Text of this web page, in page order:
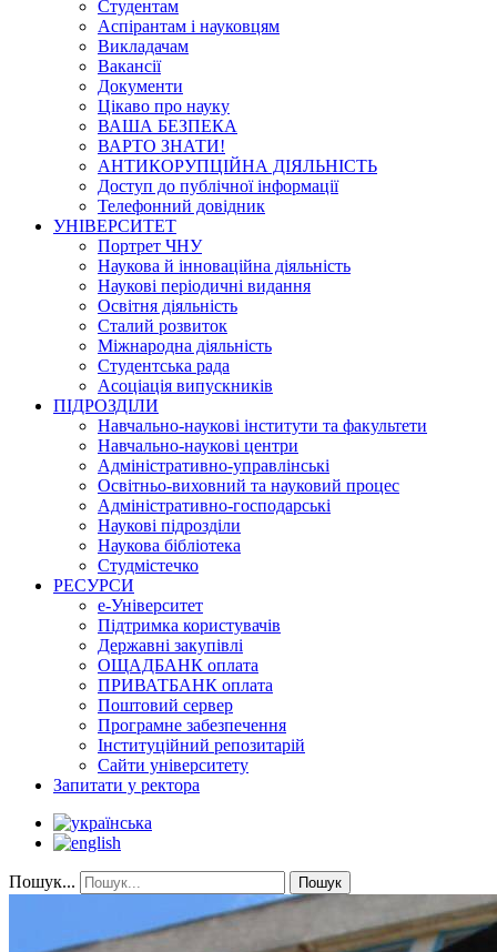
Студентам
Аспірантам і науковцям
Викладачам
Вакансії
Документи
Цікаво про науку
ВАША БЕЗПЕКА
ВАРТО ЗНАТИ!
АНТИКОРУПЦІЙНА ДІЯЛЬНІСТЬ
Доступ до публічної інформації
Телефонний довідник
УНІВЕРСИТЕТ
Портрет ЧНУ
Наукова й інноваційна діяльність
Наукові періодичні видання
Освітня діяльність
Сталий розвиток
Міжнародна діяльність
Студентська рада
Асоціація випускників
ПІДРОЗДІЛИ
Навчально-наукові інститути та факультети
Навчально-наукові центри
Адміністративно-управлінські
Освітньо-виховний та науковий процес
Адміністративно-господарські
Наукові підрозділи
Наукова бібліотека
Студмістечко
РЕСУРСИ
е-Університет
Підтримка користувачів
Державні закупівлі
ОЩАДБАНК оплата
ПРИВАТБАНК оплата
Поштовий сервер
Програмне забезпечення
Інституційний репозитарій
Сайти університету
Запитати у ректора
Пошук... Пошук